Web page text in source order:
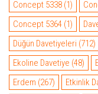
Concept 5338 (1)
Concept 5364 (1)
Düğün Davetiyeleri (712)
Ekoline Davetiye (48)
Erdem (267) Etkinlik